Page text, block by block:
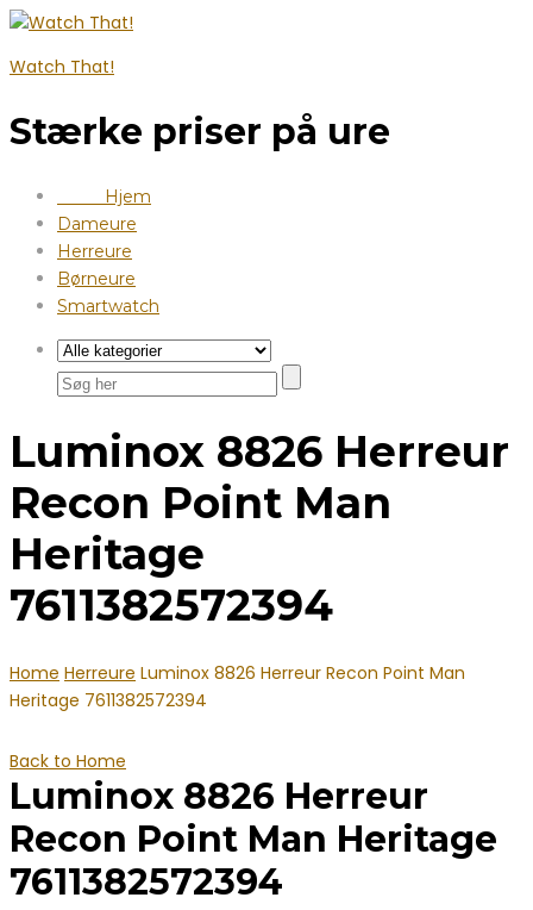
Watch That!
Stærke priser på ure
Hjem
Dameure
Herreure
Børneure
Smartwatch
Luminox 8826 Herreur
Recon Point Man
Heritage
7611382572394
Home Herreure Luminox 8826 Herreur Recon Point Man
Heritage 7611382572394
Back to Home
Luminox 8826 Herreur
Recon Point Man Heritage
7611382572394